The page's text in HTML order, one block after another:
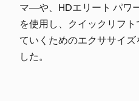
マ―や、HDエリート パワ
を使用し、クイックリフ
ていくためのエクササイ
した。